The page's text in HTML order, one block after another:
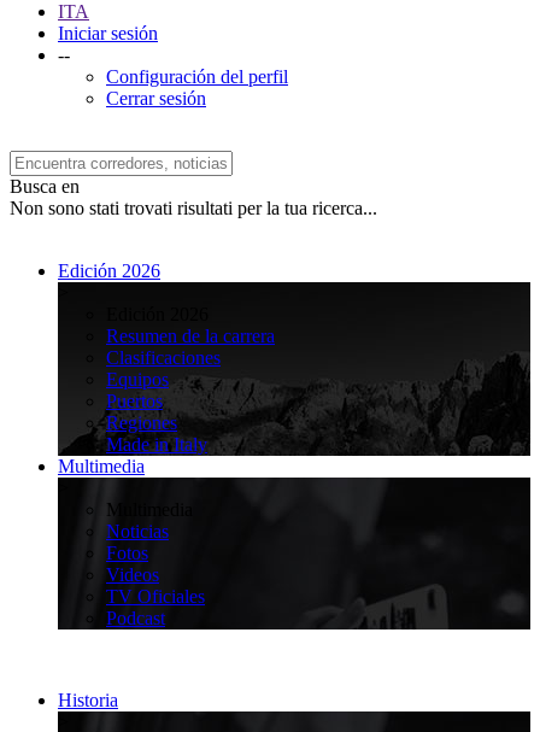
ITA
Iniciar sesión
--
Configuración del perfil
Cerrar sesión
Busca en
Non sono stati trovati risultati per la tua ricerca...
Edición 2026
Resumen de la carrera
Clasificaciones
Equipos
Puertos
Regiones
Made in Italy
Multimedia
Multimedia
Noticias
Fotos
Videos
TV Oficiales
Podcast
Historia